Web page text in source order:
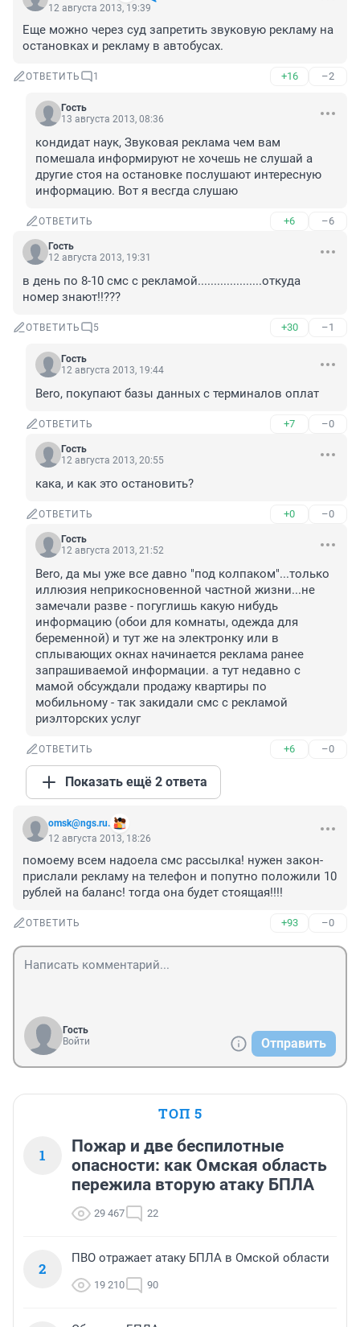
12 августа 2013, 19:39
Еще можно через суд запретить звуковую рекламу на
остановках и рекламу в автобусах.
ОТВЕТИТЬ 1 +16 –2
Гость
13 августа 2013, 08:36
кондидат наук, Звуковая реклама чем вам
помешала информируют не хочешь не слушай а
другие стоя на остановке послушают интересную
информацию. Вот я весгда слушаю
ОТВЕТИТЬ +6 –6
Гость
12 августа 2013, 19:31
в день по 8-10 смс с рекламой....................откуда
номер знают!!???
ОТВЕТИТЬ 5 +30 –1
Гость
12 августа 2013, 19:44
Bero, покупают базы данных с терминалов оплат
ОТВЕТИТЬ +7 –0
Гость
12 августа 2013, 20:55
кака, и как это остановить?
ОТВЕТИТЬ +0 –0
Гость
12 августа 2013, 21:52
Bero, да мы уже все давно "под колпаком"...только
иллюзия неприкосновенной частной жизни...не
замечали разве - погуглишь какую нибудь
информацию (обои для комнаты, одежда для
беременной) и тут же на электронку или в
сплывающих окнах начинается реклама ранее
запрашиваемой информации. а тут недавно с
мамой обсуждали продажу квартиры по
мобильному - так закидали смс с рекламой
риэлторских услуг
ОТВЕТИТЬ +6 –0
Показать ещё 2 ответа
omsk@ngs.ru.
12 августа 2013, 18:26
помоему всем надоела смс рассылка! нужен закон-
прислали рекламу на телефон и попутно положили 10
рублей на баланс! тогда она будет стоящая!!!!
ОТВЕТИТЬ +93 –0
Гость
Войти
Отправить
ТОП 5
1
Пожар и две беспилотные
опасности: как Омская область
пережила вторую атаку БПЛА
29 467 22
2
ПВО отражает атаку БПЛА в Омской области
19 210 90